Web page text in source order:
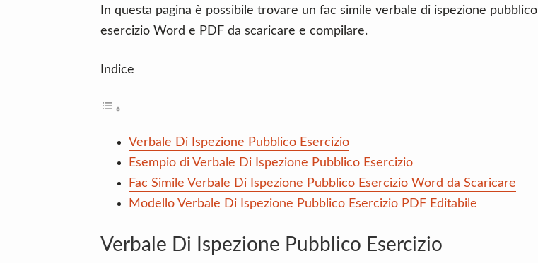
In questa pagina è possibile trovare un fac simile verbale di ispezione pubblico
esercizio Word e PDF da scaricare e compilare.
Indice
Verbale Di Ispezione Pubblico Esercizio
Esempio di Verbale Di Ispezione Pubblico Esercizio
Fac Simile Verbale Di Ispezione Pubblico Esercizio Word da Scaricare
Modello Verbale Di Ispezione Pubblico Esercizio PDF Editabile
Verbale Di Ispezione Pubblico Esercizio